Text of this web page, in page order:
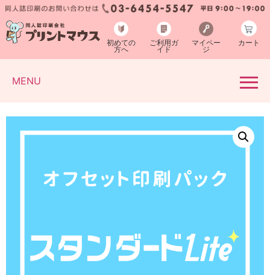
初めての
方へ
ご利用ガ
イド
マイペー
ジ
カート
MENU